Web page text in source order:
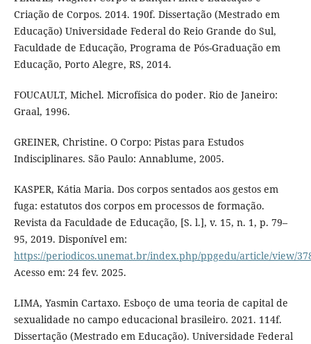
Criação de Corpos. 2014. 190f. Dissertação (Mestrado em
Educação) Universidade Federal do Reio Grande do Sul,
Faculdade de Educação, Programa de Pós-Graduação em
Educação, Porto Alegre, RS, 2014.
FOUCAULT, Michel. Microfísica do poder. Rio de Janeiro:
Graal, 1996.
GREINER, Christine. O Corpo: Pistas para Estudos
Indisciplinares. São Paulo: Annablume, 2005.
KASPER, Kátia Maria. Dos corpos sentados aos gestos em
fuga: estatutos dos corpos em processos de formação.
Revista da Faculdade de Educação, [S. l.], v. 15, n. 1, p. 79–
95, 2019. Disponível em:
https://periodicos.unemat.br/index.php/ppgedu/article/view/
Acesso em: 24 fev. 2025.
LIMA, Yasmin Cartaxo. Esboço de uma teoria de capital de
sexualidade no campo educacional brasileiro. 2021. 114f.
Dissertação (Mestrado em Educação). Universidade Federal